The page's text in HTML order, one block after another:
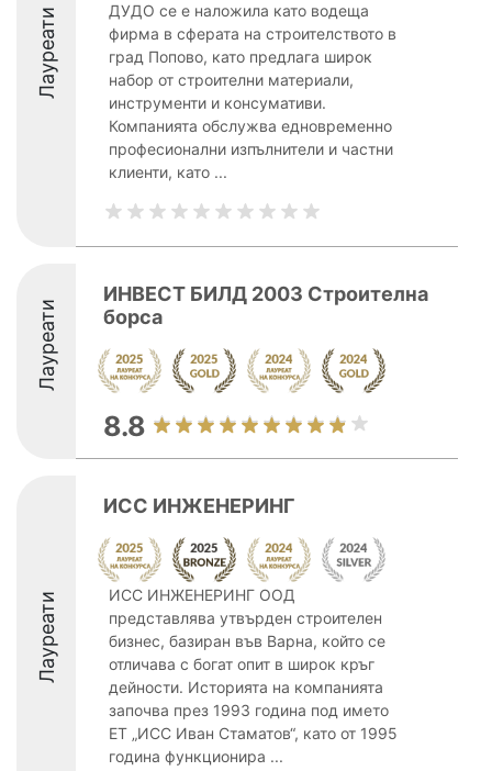
Лауреати
ДУДО се е наложила като водеща
фирма в сферата на строителството в
град Попово, като предлага широк
набор от строителни материали,
инструменти и консумативи.
Компанията обслужва едновременно
професионални изпълнители и частни
клиенти, като ...
Лауреати
ИНВЕСТ БИЛД 2003 Строителна
борса
8.8
Лауреати
ИСС ИНЖЕНЕРИНГ
ИСС ИНЖЕНЕРИНГ ООД
представлява утвърден строителен
бизнес, базиран във Варна, който се
отличава с богат опит в широк кръг
дейности. Историята на компанията
започва през 1993 година под името
ЕТ „ИСС Иван Стаматов“, като от 1995
година функционира ...